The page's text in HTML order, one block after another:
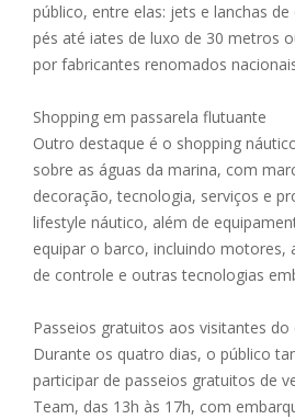
público, entre elas: jets e lanchas
pés até iates de luxo de 30 metros
por fabricantes renomados
Shopping em passarela flutuante
Outro destaque é o shopping
sobre as águas da marina, com
decoração, tecnologia, serviços e
lifestyle náutico, além de
equipar o barco, incluindo motores,
de controle e outras tecnologias
Passeios gratuitos aos visitantes do
Durante os quatro dias, o público
participar de passeios gratuitos de
Team, das 13h às 17h, com